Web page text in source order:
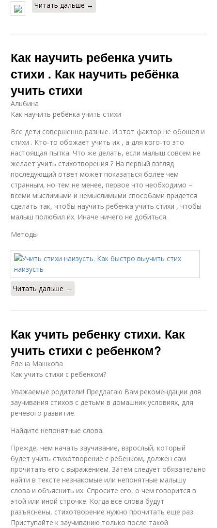
Читать дальше →
Как научить ребенка учить
стихи . Как научить ребёнка
учить стихи
Альбина
Как научить ребёнка учить стихи
Все дети совершенно разные. И этот фактор не обошел и
стихи . Кто-то обожает учить их , а для кого-то это
настоящая пытка. Что же делать, если малыш совсем не
желает учить стихотворения ? На первый взгляд
последующий ответ может показаться более чем
странным, но тем не менее, первое что необходимо –
всеми мыслимыми и немыслимыми способами придется
сделать так, чтобы научить ребенка учить стихи , чтобы
малыш полюбил их. Иначе ничего не добиться.
Методы
Читать дальше →
Как учить ребенку стихи. Как
учить стихи с ребенком?
Елена Машкова
Как учить стихи с ребенком?
Уважаемые родители! Предлагаю Вам рекомендации для
заучивания стихов с детьми в домашних условиях, для
речевого развитие.
Найдите непонятные слова.
Прежде, чем начать заучивание, взрослый, который
будет учить стихотворение с ребенком, должен сам
прочитать его с выражением. Затем следует обязательно
найти в тексте незнакомые или непонятные малышу
слова и объяснить их. Спросите его, о чем говорится в
этой или иной строчке. Когда все слова будут
разъяснены, стихотворение нужно прочитать еще раз.
Приступайте к заучиванию только после такой